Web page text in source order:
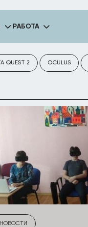
РАБОТА
QUEST 2 OCULUS
НОВОСТИ